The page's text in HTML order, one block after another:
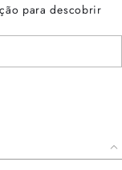
para descobrir